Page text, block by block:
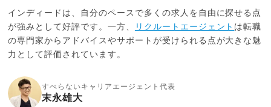
インディードは、自分のペースで多くの求人を自由に探せる点
が強みとして好評です。一方、
リクルートエージェント は転職
の専門家からアドバイスやサポートが受けられる点が大きな魅
力として評価されています。
すべらないキャリアエージェント代表
末永雄大